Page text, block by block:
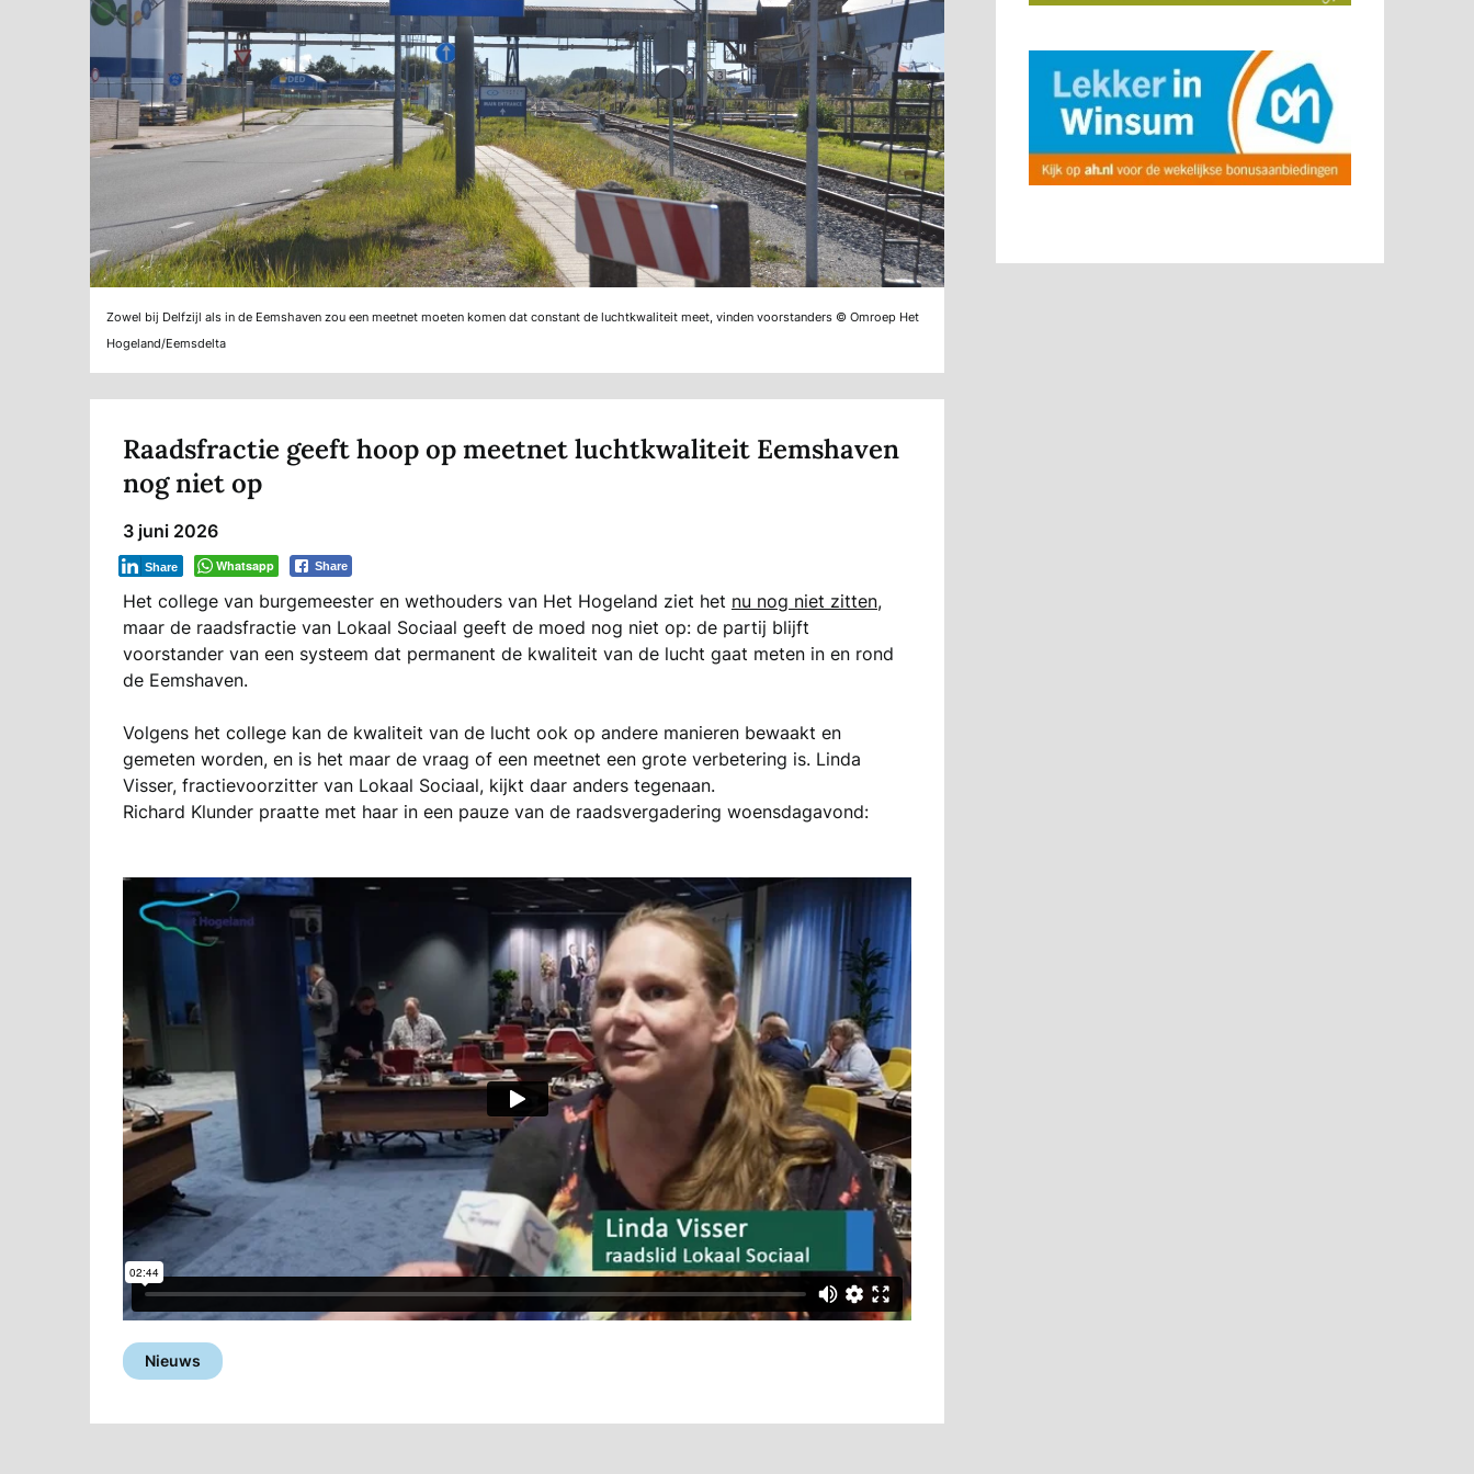
Zowel bij Delfzijl als in de Eemshaven zou een meetnet moeten komen dat constant de luchtkwaliteit meet, vinden voorstanders © Omroep Het
Hogeland/Eemsdelta
Raadsfractie geeft hoop op meetnet luchtkwaliteit Eemshaven
nog niet op
3 juni 2026
Whatsapp Share
Share
Het college van burgemeester en wethouders van Het Hogeland ziet het nu nog niet zitten,
maar de raadsfractie van Lokaal Sociaal geeft de moed nog niet op: de partij blijft
voorstander van een systeem dat permanent de kwaliteit van de lucht gaat meten in en rond
de Eemshaven.
Volgens het college kan de kwaliteit van de lucht ook op andere manieren bewaakt en
gemeten worden, en is het maar de vraag of een meetnet een grote verbetering is. Linda
Visser, fractievoorzitter van Lokaal Sociaal, kijkt daar anders tegenaan.
Richard Klunder praatte met haar in een pauze van de raadsvergadering woensdagavond:
Nieuws